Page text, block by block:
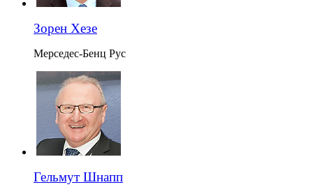
Зорен Хезе
Мерседес-Бенц Рус
Гельмут Шнапп